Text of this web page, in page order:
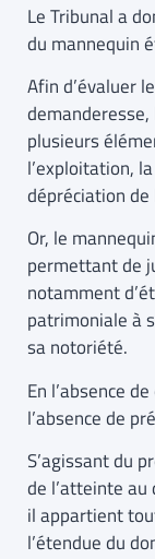
Le Tribunal a
du mannequin
Afin d’évaluer
plusieurs
l’exploitation,
dépréciation
Or, le
permettant de
notamment
patrimoniale à
sa notoriété.
En l’absence
l’absence de
S’agissant du
de l’atteinte
il appartient
l’étendue du